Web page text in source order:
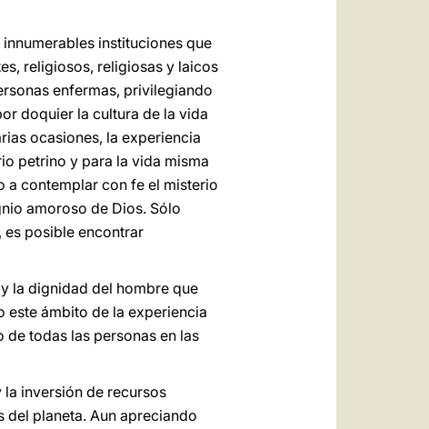
instituciones que
religiosos, religiosas y laicos
enfermas, privilegiando
doquier la cultura de la vida
ocasiones, la experiencia
petrino y para la vida misma
a contemplar con fe el misterio
amoroso de Dios. Sólo
es posible encontrar
la dignidad del hombre que
este ámbito de la experiencia
todas las personas en las
inversión de recursos
del planeta. Aun apreciando